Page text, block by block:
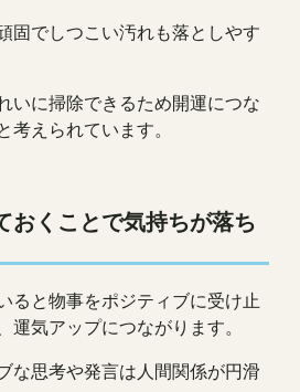
固でしつこい汚れも落としやす
いに掃除できるため開運につな
考えられています。
おくことで気持ちが落ち
ると物事をポジティブに受け止
運気アップにつながります。
な思考や発言は人間関係が円滑